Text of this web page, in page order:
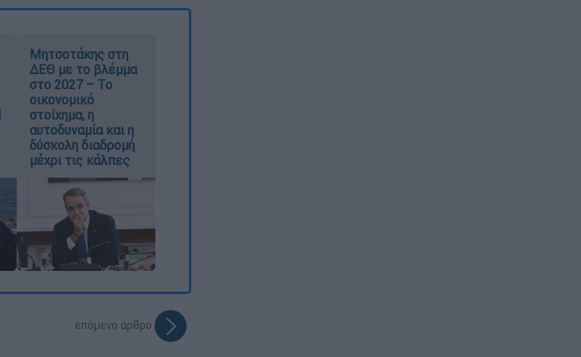
Μητσοτάκης στη
ΔΕΘ με το βλέμμα
στο 2027 – Το
οικονομικό
στοίχημα, η
αυτοδυναμία και η
δύσκολη διαδρομή
μέχρι τις κάλπες
επόμενο άρθρο